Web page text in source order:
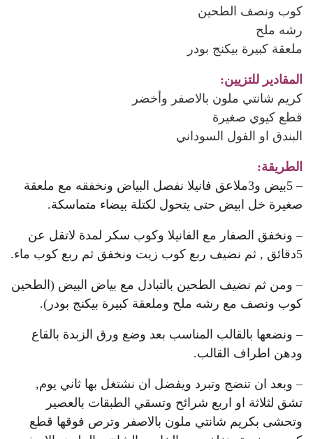
كوب ونصف الطحين
رشه ملح
ملعقة كبيرة بيكنج بودر
المقادير للتزيين:
كريم شانتي ملون بالاصفر وأخضر
قطع كيوي صغيرة
البندق او الفول السوداني
الطريقة:
– 5بيض و3ملاعق فانيلا نفصل البياض ونخفقه مع ملعقة
صغيرة خل ابيض حتى يتحول لكتلة بيضاء متماسكة.
– ونخفق الصفار مع الفانيلا وكوب سكر لمدة لاتقل عن
5دقائق , ثم نضيف ربع كوب زيت ونخفق ثم ربع كوب ماء.
– ومن ثم نضيف الطحين بالتبادل مع بياض البيض (الطحين
كوب ونصف مع رشه ملح وملعقة كبيرة بيكنج بودر).
– ونضعها بالقالب المناسب بعد وضع ورق الزبدة بالقاع
ودهن اطراف القالب.
– وبعد ان تنضج وتبرد ويفضل ان نشتغل بها ثاني يوم,
تشق لثلاثة او اربع شرائح وتسقي الطبقات بالعصير
وتحشى بكريم شانتي ملون بالاصفر وترص فوقها قطع